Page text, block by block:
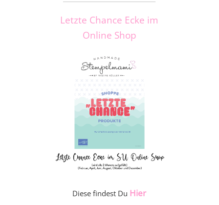
Letzte Chance Ecke im
Online Shop
Diese findest Du Hier